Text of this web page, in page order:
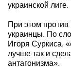
украинской лиге.
При этом
украинцы. По
Игоря Суркиса,
лучше так и
антагонизма».